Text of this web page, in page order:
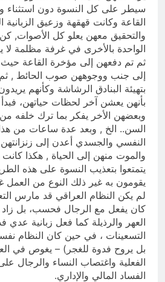
سيطر على كل النسوة دون استثناء
القاعة وكانت قهقهة وزعيق الزبانية
والتحقيق معهن يعلو كل الأصوات, كن
الواحدة بالأخرى في غرفة مظلمة لا
ثم تم دفعهن إلى مؤخرة القاعة حيث
إلى جنب ووجوههن صوب الحائط , ثم
بتهيئة البنادق الرشاشة وكأنهم
بأنهن يعشن آخر لحظات حياتهن، فبدأ
وبعضهن الأخر يفكر بما ترك خلفه من
السن.. الخ , وبعد عدة ساعات من هذا
النفسي والجسدي أعدن إلى زنزانتهن
والموت منهن إلى الحياة , هكذا كانت
يتمتعوا بتعذيب النسوة على هذه
يقومون به غير ذلك النوع من العمل غير
لم يكن النظام العراقي قد مارس
كان يفعل مع الرجال فحسب، بل زاد
العهر والرذيلة كما فعل زبانية عدي
التسعينات ، في حين كان النظام
بل يروح فدوة للغجر) – يغوص في العهر
الفعلية واغتصاب النساء والرجال على
الفساد المالي والإداري.